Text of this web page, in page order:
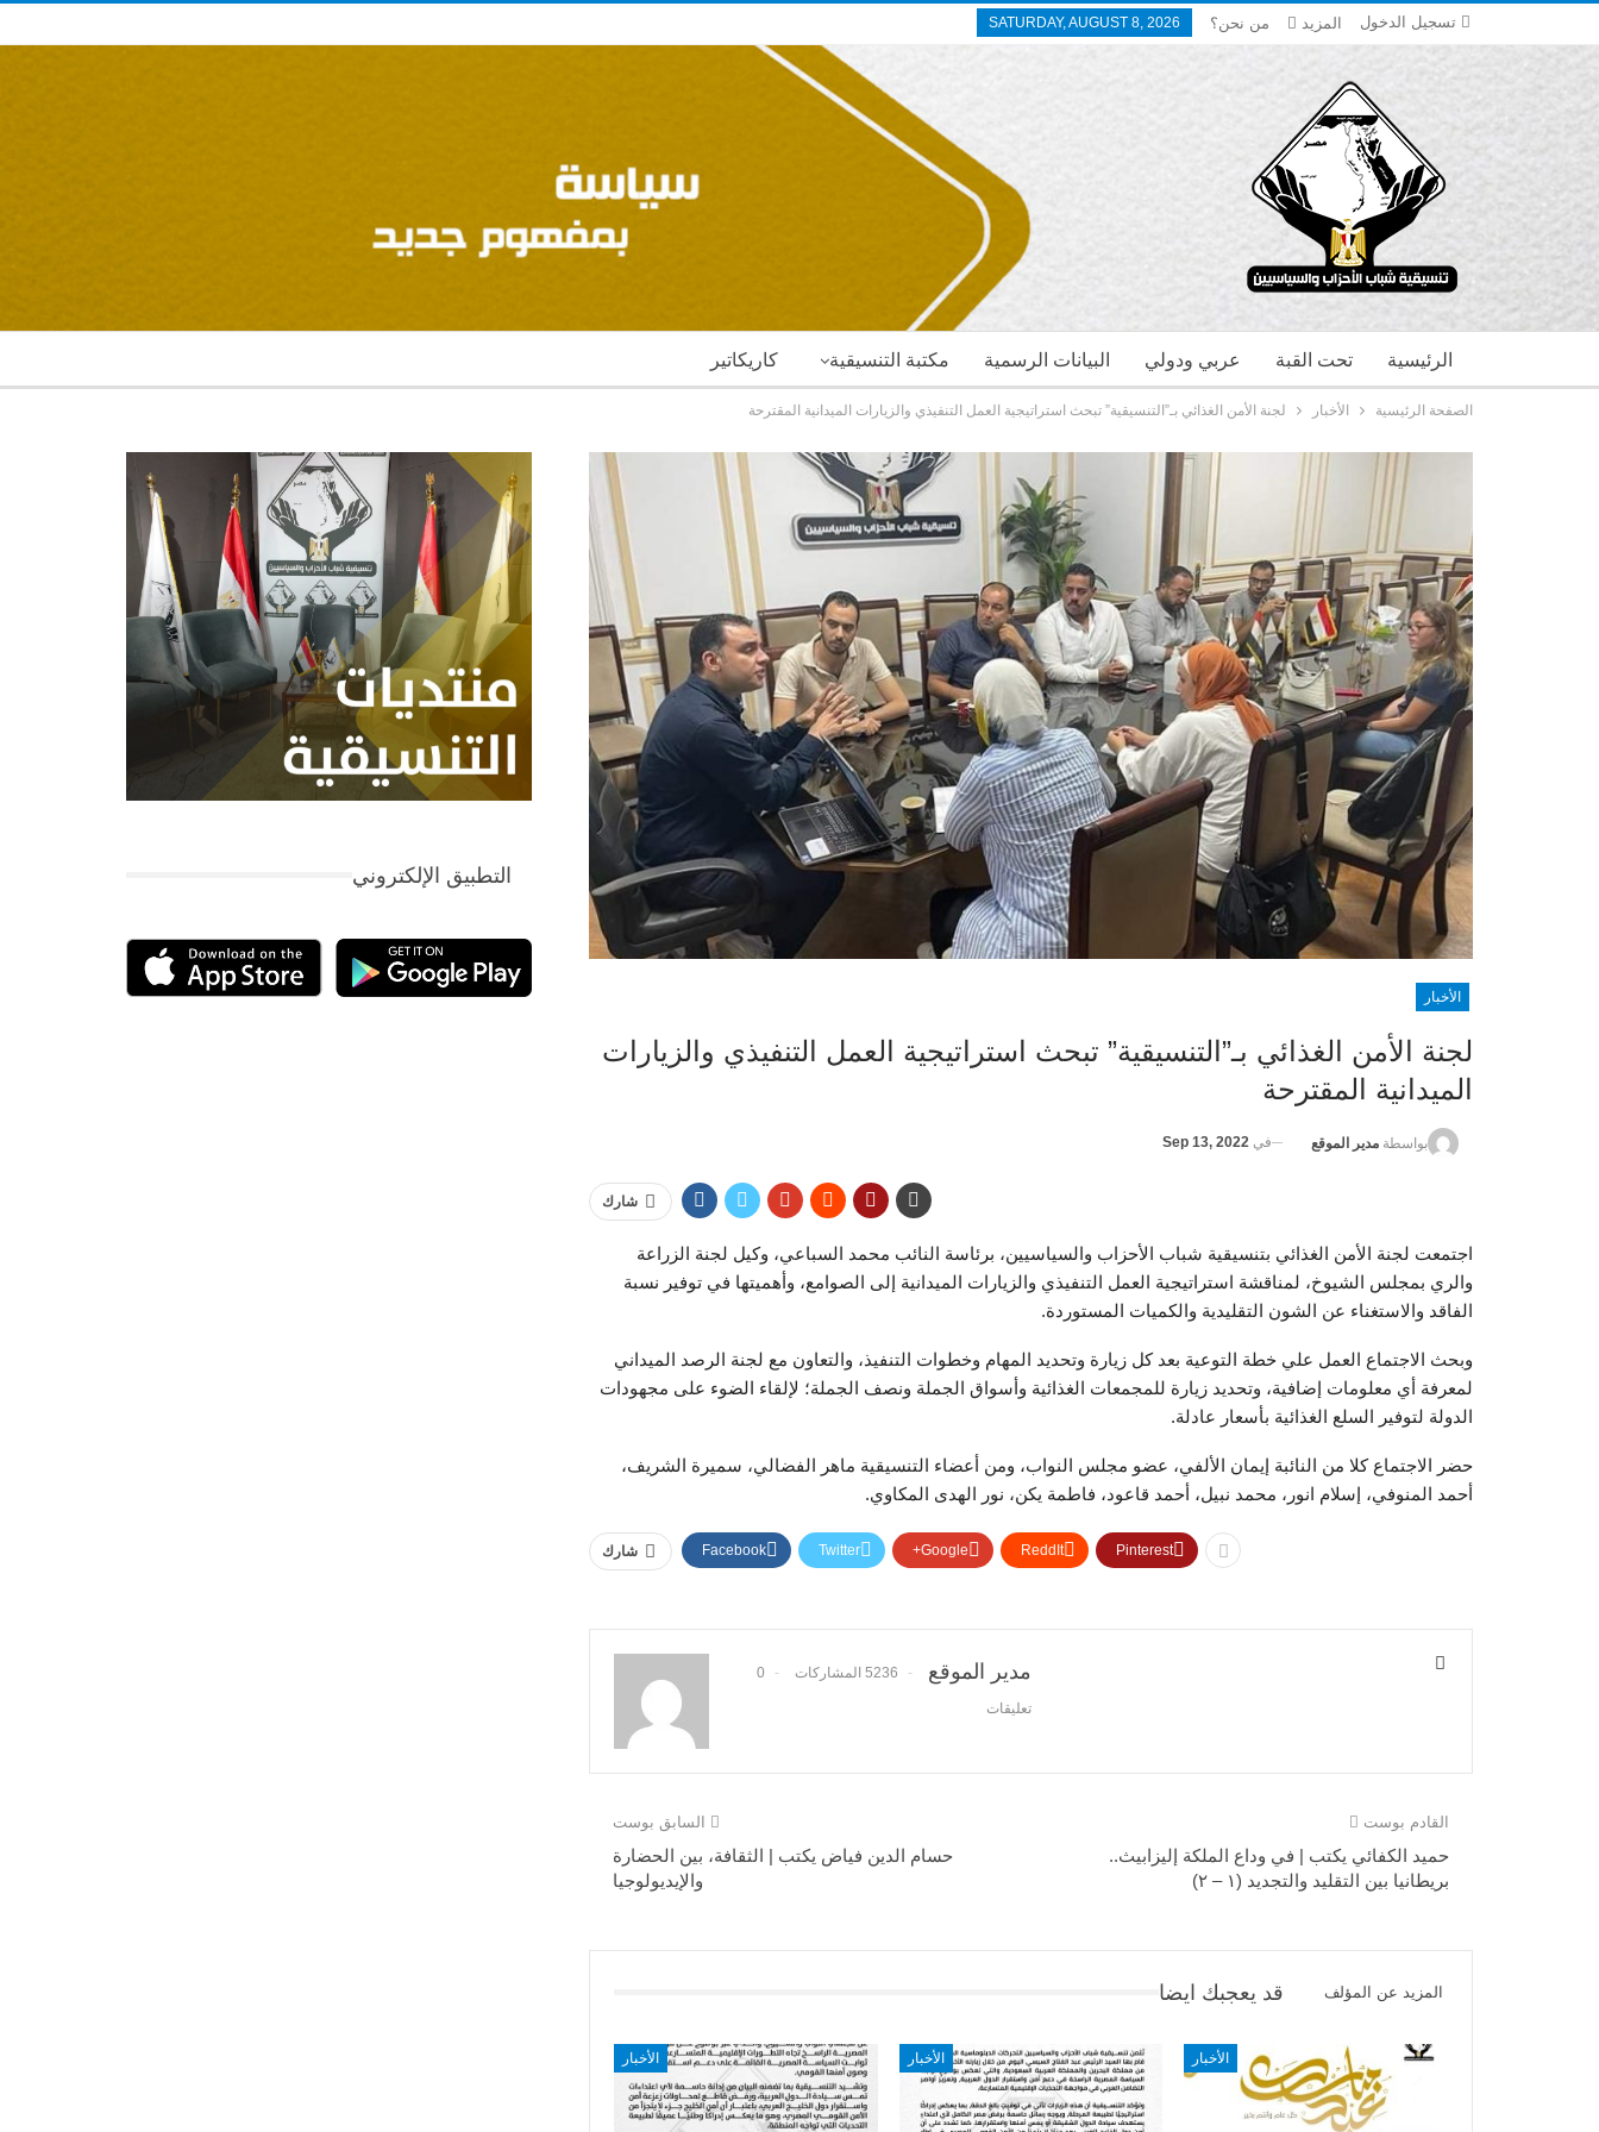
تسجيل الدخول SATURDAY, AUGUST 8, 2026 من نحن؟ المزيد
كاريكاتير مكتبة التنسيقية البيانات الرسمية عربي ودولي تحت القبة الرئيسية
الصفحة الرئيسية الأخبار لجنة الأمن الغذائي بـ”التنسيقية” تبحث استراتيجية العمل التنفيذي والزيارات الميدانية المقترحة
الأخبار
لجنة الأمن الغذائي بـ”التنسيقية” تبحث استراتيجية العمل التنفيذي والزيارات
الميدانية المقترحة
بواسطة مدير الموقع في Sep 13, 2022
شارك
اجتمعت لجنة الأمن الغذائي بتنسيقية شباب الأحزاب والسياسيين، برئاسة النائب محمد السباعي، وكيل لجنة الزراعة
والري بمجلس الشيوخ، لمناقشة استراتيجية العمل التنفيذي والزيارات الميدانية إلى الصوامع، وأهميتها في توفير نسبة
الفاقد والاستغناء عن الشون التقليدية والكميات المستوردة.
وبحث الاجتماع العمل علي خطة التوعية بعد كل زيارة وتحديد المهام وخطوات التنفيذ، والتعاون مع لجنة الرصد الميداني
لمعرفة أي معلومات إضافية، وتحديد زيارة للمجمعات الغذائية وأسواق الجملة ونصف الجملة؛ لإلقاء الضوء على مجهودات
الدولة لتوفير السلع الغذائية بأسعار عادلة.
حضر الاجتماع كلا من النائبة إيمان الألفي، عضو مجلس النواب، ومن أعضاء التنسيقية ماهر الفضالي، سميرة الشريف،
أحمد المنوفي، إسلام انور، محمد نبيل، أحمد قاعود، فاطمة يكن، نور الهدى المكاوي.
شارك Facebook Twitter Google+ ReddIt Pinterest
مدير الموقع 5236 المشاركات 0
تعليقات
السابق بوست
حسام الدين فياض يكتب | الثقافة، بين الحضارة
والإيديولوجيا
القادم بوست
حميد الكفائي يكتب | في وداع الملكة إليزابيث..
بريطانيا بين التقليد والتجديد (١ – ٢)
قد يعجبك ايضا المزيد عن المؤلف
الأخبار الأخبار الأخبار
التطبيق الإلكتروني